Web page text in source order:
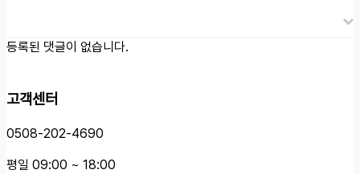
등록된 댓글이 없습니다.
고객센터
0508-202-4690
평일 09:00 ~ 18:00